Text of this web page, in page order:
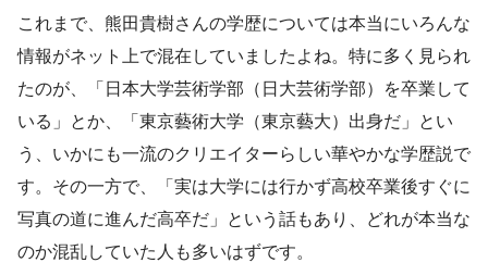
これまで、熊田貴樹さんの学歴については本当にいろんな
情報がネット上で混在していましたよね。特に多く見られ
たのが、「日本大学芸術学部（日大芸術学部）を卒業して
いる」とか、「東京藝術大学（東京藝大）出身だ」とい
う、いかにも一流のクリエイターらしい華やかな学歴説で
す。その一方で、「実は大学には行かず高校卒業後すぐに
写真の道に進んだ高卒だ」という話もあり、どれが本当な
のか混乱していた人も多いはずです。